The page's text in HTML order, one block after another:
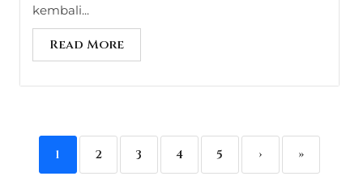
kembali...
Read More
1 2 3 4 5 › »